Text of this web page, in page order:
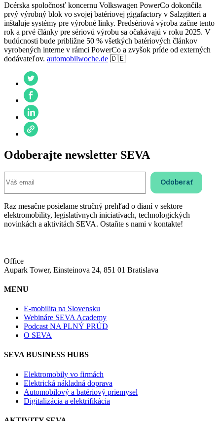
Dcérska spoločnosť koncernu Volkswagen PowerCo dokončila
prvý výrobný blok vo svojej batériovej gigafactory v Salzgitteri a
inštaluje systémy pre výrobné linky. Predsériová výroba začne tento
rok a prvé články pre sériovú výrobu sa očakávajú v roku 2025. V
budúcnosti bude približne 50 % všetkých batériových článkov
vyrobených interne v rámci PowerCo a zvyšok príde od externých
dodávateľov. automobilwoche.de 🇩🇪
Odoberajte newsletter SEVA
Raz mesačne posielame stručný prehľad o dianí v sektore
elektromobility, legislatívnych iniciatívach, technologických
novinkách a aktivitách SEVA. Ostaňte s nami v kontakte!
Office
Aupark Tower, Einsteinova 24, 851 01 Bratislava
MENU
E-mobilita na Slovensku
Webináre SEVA Academy
Podcast NA PLNÝ PRÚD
O SEVA
SEVA BUSINESS HUBS
Elektromobily vo firmách
Elektrická nákladná doprava
Automobilový a batériový priemysel
Digitalizácia a elektrifikácia